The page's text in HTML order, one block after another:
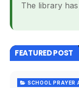
The library
FEATURED POST
SCHOOL